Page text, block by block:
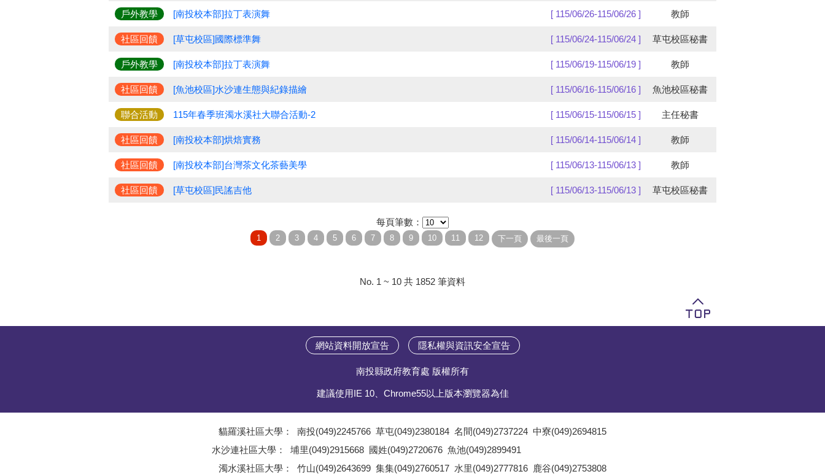
戶外教學 [南投校本部]拉丁表演舞 [ 115/06/26-115/06/26 ] 教師
社區回饋 [草屯校區]國際標準舞 [ 115/06/24-115/06/24 ] 草屯校區秘書
戶外教學 [南投校本部]拉丁表演舞 [ 115/06/19-115/06/19 ] 教師
社區回饋 [魚池校區]水沙連生態與紀錄描繪 [ 115/06/16-115/06/16 ] 魚池校區秘書
聯合活動 115年春季班濁水溪社大聯合活動-2 [ 115/06/15-115/06/15 ] 主任秘書
社區回饋 [南投校本部]烘焙實務 [ 115/06/14-115/06/14 ] 教師
社區回饋 [南投校本部]台灣茶文化茶藝美學 [ 115/06/13-115/06/13 ] 教師
社區回饋 [草屯校區]民謠吉他 [ 115/06/13-115/06/13 ] 草屯校區秘書
每頁筆數：
No. 1 ~ 10 共 1852 筆資料
網站資料開放宣告 隱私權與資訊安全宣告
南投縣政府教育處 版權所有
建議使用IE 10、Chrome55以上版本瀏覽器為佳
貓羅溪社區大學： 南投(049)2245766 草屯(049)2380184 名間(049)2737224 中寮(049)2694815
水沙連社區大學： 埔里(049)2915668 國姓(049)2720676 魚池(049)2899491
濁水溪社區大學： 竹山(049)2643699 集集(049)2760517 水里(049)2777816 鹿谷(049)2753808